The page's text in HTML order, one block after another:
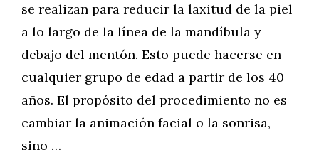
se realizan para reducir la laxitud de la piel
a lo largo de la línea de la mandíbula y
debajo del mentón. Esto puede hacerse en
cualquier grupo de edad a partir de los 40
años. El propósito del procedimiento no es
cambiar la animación facial o la sonrisa,
sino …